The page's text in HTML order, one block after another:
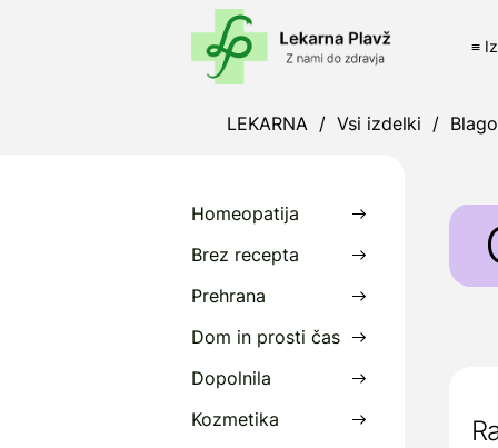
≡
LEKARNA / Vsi izdelki /
Homeopatija
Brez recepta
Prehrana
Dom in prosti čas
Dopolnila
Kozmetika